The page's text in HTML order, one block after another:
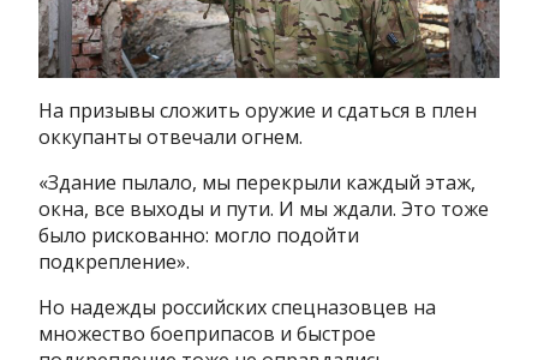
На призывы сложить оружие и сдаться в плен
оккупанты отвечали огнем.
«Здание пылало, мы перекрыли каждый этаж,
окна, все выходы и пути. И мы ждали. Это тоже
было рискованно: могло подойти
подкрепление».
Но надежды российских спецназовцев на
множество боеприпасов и быстрое